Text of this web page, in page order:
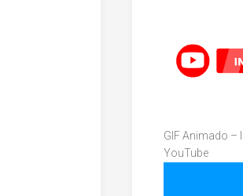
GIF Animado –
YouTube